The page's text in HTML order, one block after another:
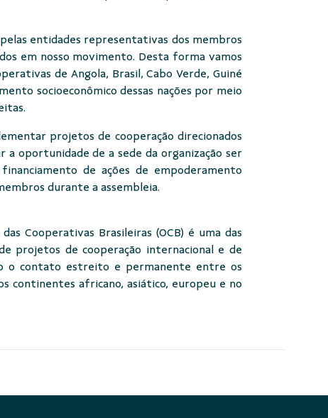
entidades representativas dos membros
em nosso movimento. Desta forma vamos
de Angola, Brasil, Cabo Verde, Guiné
socioeconômico dessas nações por meio
projetos de cooperação direcionados
oportunidade de a sede da organização ser
de ações de empoderamento
durante a assembleia.
Cooperativas Brasileiras (OCB) é uma das
projetos de cooperação internacional e de
o contato estreito e permanente entre os
continentes africano, asiático, europeu e no